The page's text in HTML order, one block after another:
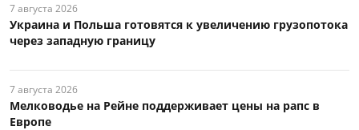
7 августа 2026
Украина и Польша готовятся к увеличению грузопотока
через западную границу
7 августа 2026
Мелководье на Рейне поддерживает цены на рапс в
Европе